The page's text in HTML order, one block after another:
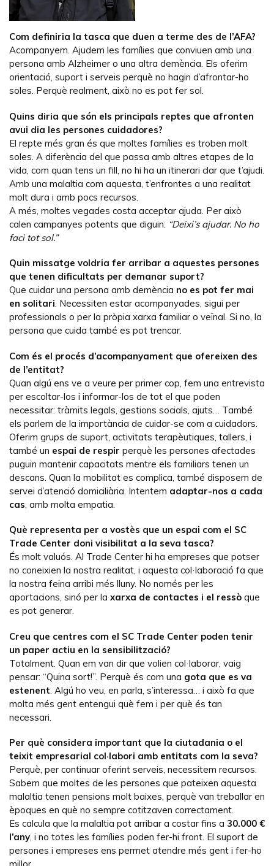
Com definiria la tasca que duen a terme des de l’AFA?
Acompanyem. Ajudem les famílies que conviuen amb una
persona amb Alzheimer o una altra demència. Els oferim
orientació, suport i serveis perquè no hagin d’afrontar-ho
soles. Perquè realment, això no es pot fer sol.
Quins diria que són els principals reptes que afronten
avui dia les persones cuidadores?
El repte més gran és que moltes famílies es troben molt
soles. A diferència del que passa amb altres etapes de la
vida, com quan tens un fill, no hi ha un itinerari clar que t’ajudi.
Amb una malaltia com aquesta, t’enfrontes a una realitat
molt dura i amb pocs recursos.
A més, moltes vegades costa acceptar ajuda. Per això
calen campanyes potents que diguin: “Deixi’s ajudar. No ho
faci tot sol.”
Quin missatge voldria fer arribar a aquestes persones
que tenen dificultats per demanar suport?
Que cuidar una persona amb demència no es pot fer mai
en solitari. Necessiten estar acompanyades, sigui per
professionals o per la pròpia xarxa familiar o veïnal. Si no, la
persona que cuida també es pot trencar.
Com és el procés d’acompanyament que ofereixen des
de l’entitat?
Quan algú ens ve a veure per primer cop, fem una entrevista
per escoltar-los i informar-los de tot el que poden
necessitar: tràmits legals, gestions socials, ajuts… També
els parlem de la importància de cuidar-se com a cuidadors.
Oferim grups de suport, activitats terapèutiques, tallers, i
també un espai de respir perquè les persones afectades
puguin mantenir capacitats mentre els familiars tenen un
descans. Quan la mobilitat es complica, també disposem de
servei d’atenció domiciliària. Intentem adaptar-nos a cada
cas , amb molta empatia.
Què representa per a vostès que un espai com el SC
Trade Center doni visibilitat a la seva tasca?
És molt valuós. Al Trade Center hi ha empreses que potser
no coneixien la nostra realitat, i aquesta col·laboració fa que
la nostra feina arribi més lluny. No només per les
aportacions, sinó per la xarxa de contactes i el ressò que
es pot generar.
Creu que centres com el SC Trade Center poden tenir
un paper actiu en la sensibilització?
Totalment. Quan em van dir que volien col·laborar, vaig
pensar: “Quina sort!”. Perquè és com una gota que es va
estenent . Algú ho veu, en parla, s’interessa… i això fa que
molta més gent entengui què fem i per què és tan
necessari.
Per què considera important que la ciutadania o el
teixit empresarial col·labori amb entitats com la seva?
Perquè, per continuar oferint serveis, necessitem recursos.
Sabem que moltes de les persones que pateixen aquesta
malaltia tenen pensions molt baixes, perquè van treballar en
èpoques en què no sempre cotitzaven correctament.
Es calcula que la malaltia pot arribar a costar fins a 30.000 €
l’any, i no totes les famílies poden fer-hi front. El suport de
persones i empreses ens permet atendre més gent i fer-ho